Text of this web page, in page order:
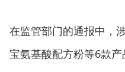
在监管部门的通报中，
宝氨基酸配方粉等6款产